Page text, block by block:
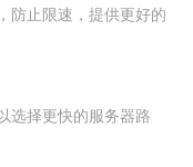
防止限速，提供更好的
选择更快的服务器路